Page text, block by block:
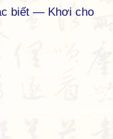
biết — Khơi cho